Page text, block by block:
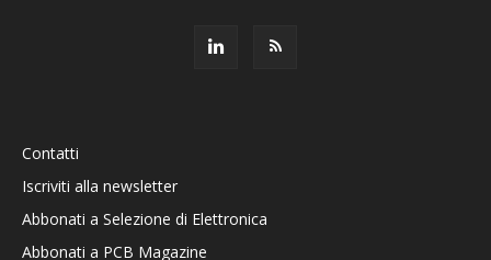
Contatti
Iscriviti alla newsletter
Abbonati a Selezione di Elettronica
Abbonati a PCB Magazine